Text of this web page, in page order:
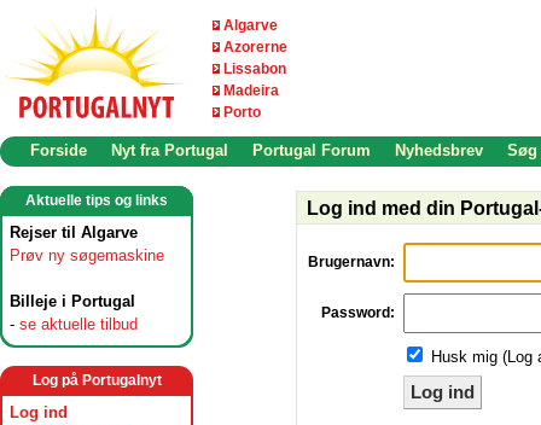
Algarve
Azorerne
Lissabon
Madeira
Porto
Forside Nyt fra Portugal Portugal Forum Nyhedsbrev Søg
Aktuelle tips og links
Rejser til Algarve
Prøv ny søgemaskine
Billeje i Portugal
- se aktuelle tilbud
Log på Portugalnyt
Log ind
Log ind med din
Brugernavn:
Password:
Husk mig (Log
Log ind